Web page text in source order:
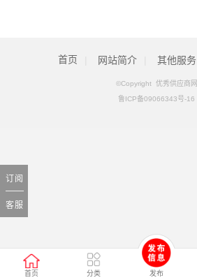
首页 分类 发布
订阅
客服
首页 网站简介 其他服务
©Copyright 优秀供应商网
鲁ICP备09066343号-16